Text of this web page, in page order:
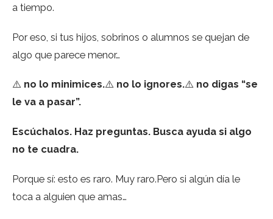
a tiempo.
Por eso, si tus hijos, sobrinos o alumnos se quejan de
algo que parece menor…
⚠️ no lo minimices.⚠️ no lo ignores.⚠️ no digas “se
le va a pasar”.
Escúchalos. Haz preguntas. Busca ayuda si algo
no te cuadra.
Porque sí: esto es raro. Muy raro.Pero si algún día le
toca a alguien que amas…